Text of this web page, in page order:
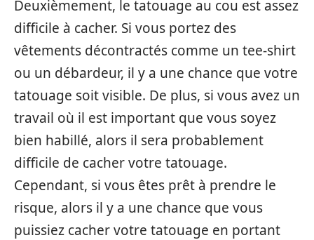
Deuxièmement, le tatouage au cou est assez
difficile à cacher. Si vous portez des
vêtements décontractés comme un tee-shirt
ou un débardeur, il y a une chance que votre
tatouage soit visible. De plus, si vous avez un
travail où il est important que vous soyez
bien habillé, alors il sera probablement
difficile de cacher votre tatouage.
Cependant, si vous êtes prêt à prendre le
risque, alors il y a une chance que vous
puissiez cacher votre tatouage en portant